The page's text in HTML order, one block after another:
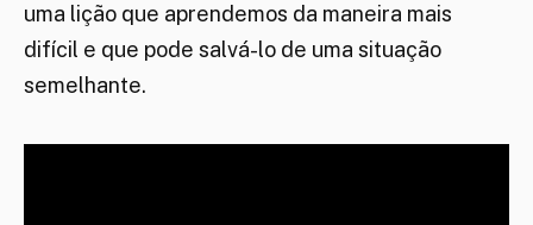
uma lição que aprendemos da maneira mais
difícil e que pode salvá-lo de uma situação
semelhante.